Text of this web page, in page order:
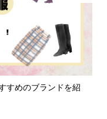
で準備することは？必要